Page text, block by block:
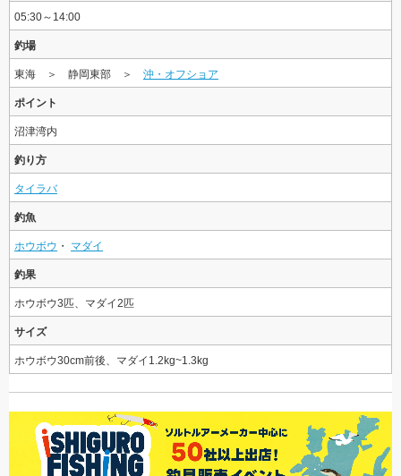
05:30～14:00
釣場
東海 ＞ 静岡東部 ＞ 沖・オフショア
ポイント
沼津湾内
釣り方
タイラバ
釣魚
ホウボウ ・ マダイ
釣果
ホウボウ3匹、マダイ2匹
サイズ
ホウボウ30cm前後、マダイ1.2kg~1.3kg